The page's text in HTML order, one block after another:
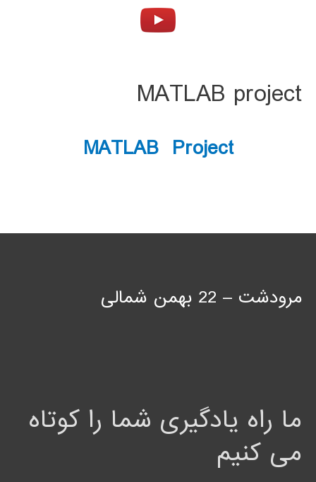
MATLAB project
MATLAB Project
مرودشت – 22 بهمن شمالی
ما راه یادگیری شما را کوتاه
می کنیم